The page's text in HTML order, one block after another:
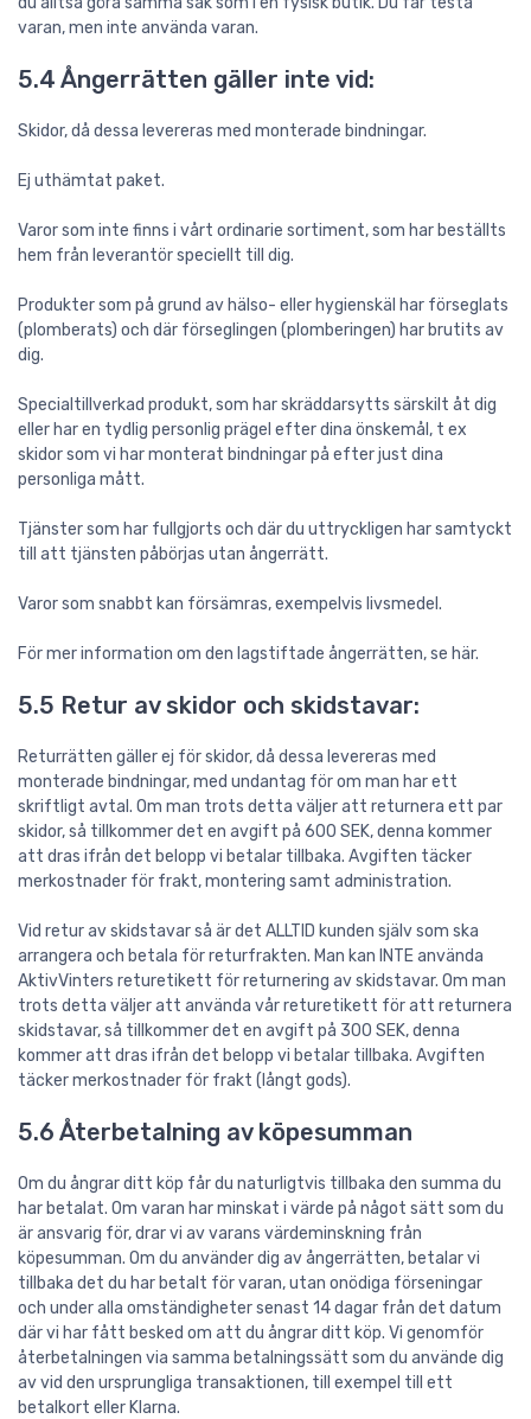
varan, men inte använda varan.
5.4 Ångerrätten gäller inte vid:
Skidor, då dessa levereras med monterade bindningar.
Ej uthämtat paket.
Varor som inte finns i vårt ordinarie sortiment, som har beställts
hem från leverantör speciellt till dig.
Produkter som på grund av hälso- eller hygienskäl har förseglats
(plomberats) och där förseglingen (plomberingen) har brutits av
dig.
Specialtillverkad produkt, som har skräddarsytts särskilt åt dig
eller har en tydlig personlig prägel efter dina önskemål, t ex
skidor som vi har monterat bindningar på efter just dina
personliga mått.
Tjänster som har fullgjorts och där du uttryckligen har samtyckt
till att tjänsten påbörjas utan ångerrätt.
Varor som snabbt kan försämras, exempelvis livsmedel.
För mer information om den lagstiftade ångerrätten, se här.
5.5 Retur av skidor och skidstavar:
Returrätten gäller ej för skidor, då dessa levereras med
monterade bindningar, med undantag för om man har ett
skriftligt avtal. Om man trots detta väljer att returnera ett par
skidor, så tillkommer det en avgift på 600 SEK, denna kommer
att dras ifrån det belopp vi betalar tillbaka. Avgiften täcker
merkostnader för frakt, montering samt administration.
Vid retur av skidstavar så är det ALLTID kunden själv som ska
arrangera och betala för returfrakten. Man kan INTE använda
AktivVinters returetikett för returnering av skidstavar. Om man
trots detta väljer att använda vår returetikett för att returnera
skidstavar, så tillkommer det en avgift på 300 SEK, denna
kommer att dras ifrån det belopp vi betalar tillbaka. Avgiften
täcker merkostnader för frakt (långt gods).
5.6 Återbetalning av köpesumman
Om du ångrar ditt köp får du naturligtvis tillbaka den summa du
har betalat. Om varan har minskat i värde på något sätt som du
är ansvarig för, drar vi av varans värdeminskning från
köpesumman. Om du använder dig av ångerrätten, betalar vi
tillbaka det du har betalt för varan, utan onödiga förseningar
och under alla omständigheter senast 14 dagar från det datum
där vi har fått besked om att du ångrar ditt köp. Vi genomför
återbetalningen via samma betalningssätt som du använde dig
av vid den ursprungliga transaktionen, till exempel till ett
betalkort eller Klarna.